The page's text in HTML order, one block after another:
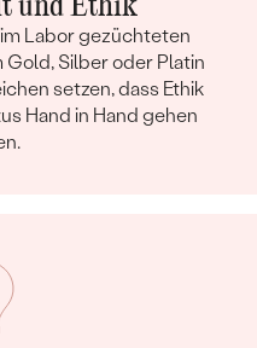
und Ethik
Labor gezüchteten
Silber oder Platin
setzen, dass Ethik
Hand in Hand gehen